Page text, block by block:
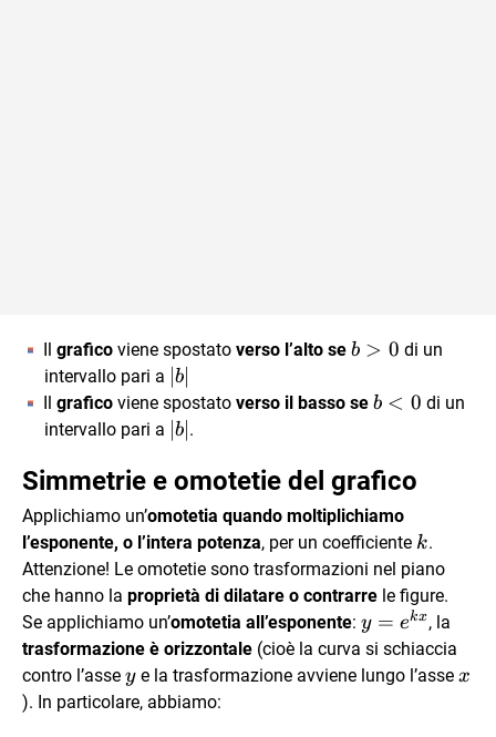
Il grafico viene spostato verso l’alto se b>0
b > 0 di un
intervallo pari a |b|
b
Il grafico viene spostato verso il basso se b<0
b < 0 di un
intervallo pari a |b|
b .
Simmetrie e omotetie del grafico
Applichiamo un’omotetia quando moltiplichiamo
l’esponente, o l’intera potenza, per un coefficiente k
k.
Attenzione! Le omotetie sono trasformazioni nel piano
che hanno la proprietà di dilatare o contrarre le figure.
Se applichiamo un’omotetia all’esponente: y=e^{kx}
y = ekx, la
trasformazione è orizzontale (cioè la curva si schiaccia
contro l’asse y
ye la trasformazione avviene lungo l’asse x
x
). In particolare, abbiamo: